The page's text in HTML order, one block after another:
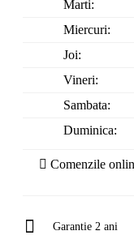
Marti:
Miercuri:
Joi:
Vineri:
Sambata:
Duminica:
Comenzile
Garantie 2 ani